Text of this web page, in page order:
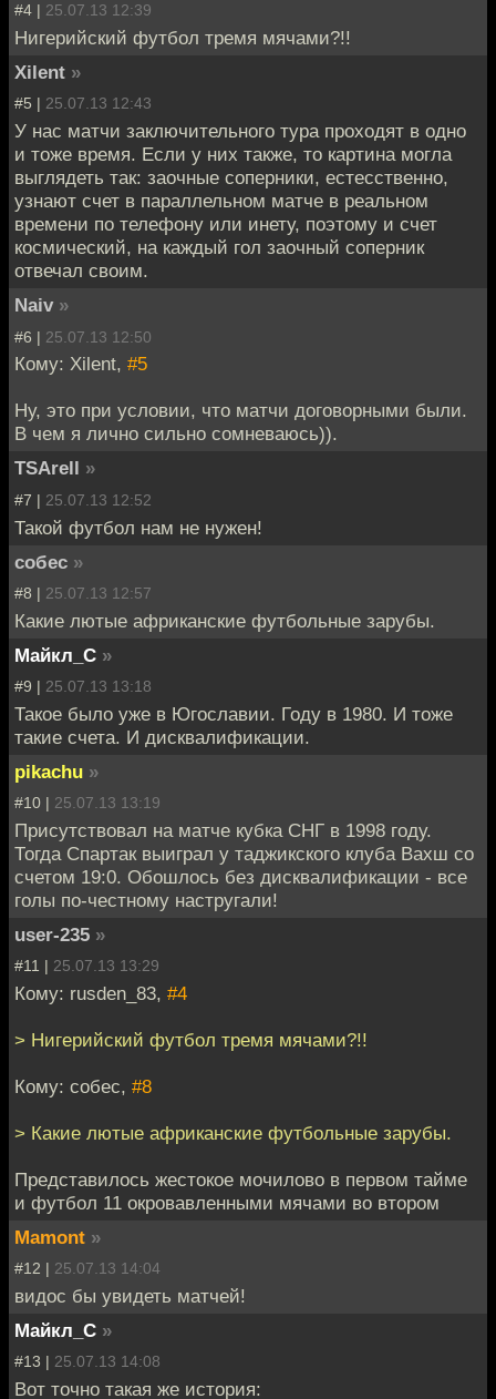
#4 | 25.07.13 12:39
Нигерийский футбол тремя мячами?!!
Xilent »
#5 | 25.07.13 12:43
У нас матчи заключительного тура проходят в одно
и тоже время. Если у них также, то картина могла
выглядеть так: заочные соперники, естесственно,
узнают счет в параллельном матче в реальном
времени по телефону или инету, поэтому и счет
космический, на каждый гол заочный соперник
отвечал своим.
Naiv »
#6 | 25.07.13 12:50
Кому: Xilent, #5
Ну, это при условии, что матчи договорными были.
В чем я лично сильно сомневаюсь)).
TSArell »
#7 | 25.07.13 12:52
Такой футбол нам не нужен!
собес »
#8 | 25.07.13 12:57
Какие лютые африканские футбольные зарубы.
Майкл_С »
#9 | 25.07.13 13:18
Такое было уже в Югославии. Году в 1980. И тоже
такие счета. И дисквалификации.
pikachu »
#10 | 25.07.13 13:19
Присутствовал на матче кубка СНГ в 1998 году.
Тогда Спартак выиграл у таджикского клуба Вахш со
счетом 19:0. Обошлось без дисквалификации - все
голы по-честному настругали!
user-235 »
#11 | 25.07.13 13:29
Кому: rusden_83, #4
> Нигерийский футбол тремя мячами?!!
Кому: собес, #8
> Какие лютые африканские футбольные зарубы.
Представилось жестокое мочилово в первом тайме
и футбол 11 окровавленными мячами во втором
Mamont »
#12 | 25.07.13 14:04
видос бы увидеть матчей!
Майкл_С »
#13 | 25.07.13 14:08
Вот точно такая же история: